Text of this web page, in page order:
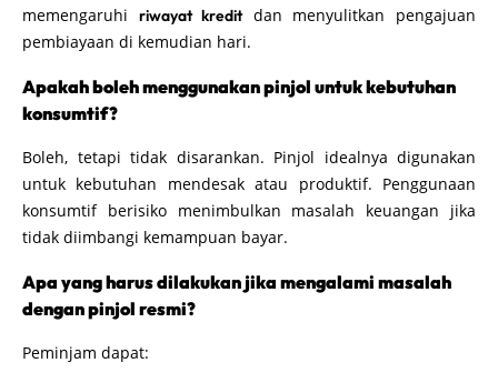
memengaruhi riwayat kreditdan menyulitkan pengajuan
pembiayaan di kemudian hari.
Apakah boleh menggunakan pinjol untuk kebutuhan
konsumtif?
Boleh, tetapi tidak disarankan. Pinjol idealnya digunakan
untuk kebutuhan mendesak atau produktif. Penggunaan
konsumtif berisiko menimbulkan masalah keuangan jika
tidak diimbangi kemampuan bayar.
Apa yang harus dilakukan jika mengalami masalah
dengan pinjol resmi?
Peminjam dapat: